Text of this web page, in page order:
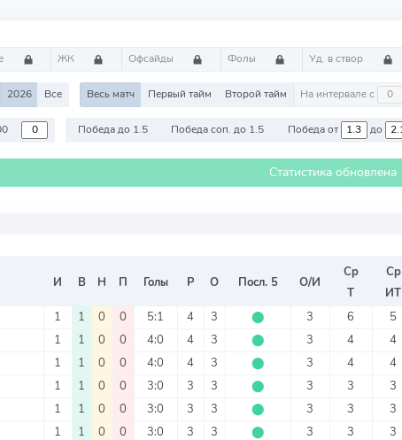
ЖК Офсайды Фолы Уд. в створ
2026 Все Весь матч Первый тайм Второй тайм На интервале с
Победа до 1.5 Победа соп. до 1.5 Победа от до
Статистика обновлена
И В Н П Голы Р О Посл. 5 О/И
Ср
Т
Ср
ИТ
1 1 0 0 5:1 4 3 ⬤ 3 6 5
1 1 0 0 4:0 4 3 ⬤ 3 4 4
1 1 0 0 4:0 4 3 ⬤ 3 4 4
1 1 0 0 3:0 3 3 ⬤ 3 3 3
1 1 0 0 3:0 3 3 ⬤ 3 3 3
1 1 0 0 3:0 3 3 ⬤ 3 3 3